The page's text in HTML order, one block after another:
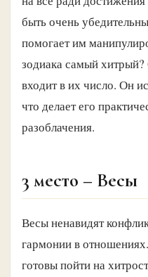
быть очень
помогает им
зодиака самый
входит в их число. Он
что делает его
разоблачения.
3 место – Весы
Весы ненавидят
гармонии в
готовы пойти на